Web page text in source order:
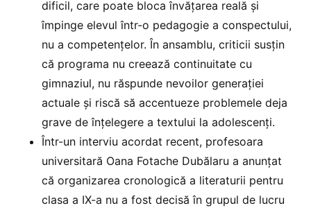
dificil, care poate bloca învățarea reală și
împinge elevul într-o pedagogie a conspectului,
nu a competențelor. În ansamblu, criticii susțin
că programa nu creează continuitate cu
gimnaziul, nu răspunde nevoilor generației
actuale și riscă să accentueze problemele deja
grave de înțelegere a textului la adolescenți.
Într-un interviu acordat recent, profesoara
universitară Oana Fotache Dubălaru a anunțat
că organizarea cronologică a literaturii pentru
clasa a IX-a nu a fost decisă în grupul de lucru